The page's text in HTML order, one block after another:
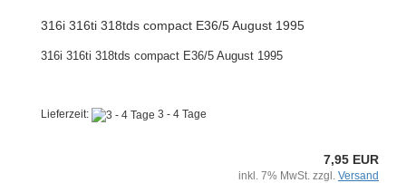
316i 316ti 318tds compact E36/5 August 1995
316i 316ti 318tds compact E36/5 August 1995
Lieferzeit: 3 - 4 Tage
7,95 EUR
inkl. 7% MwSt. zzgl. Versand